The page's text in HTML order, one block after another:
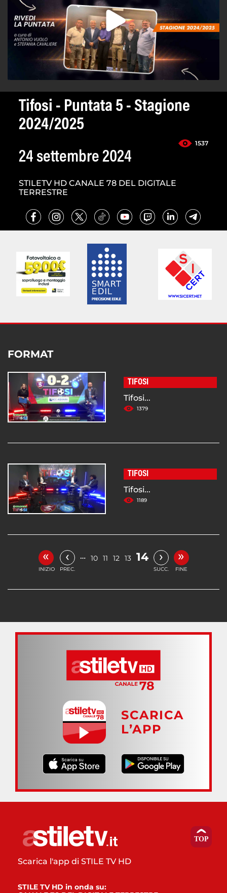
Tifosi - Puntata 5 - Stagione
2024/2025
1537
24 settembre 2024
STILETV HD CANALE 78 DEL DIGITALE
TERRESTRE
FORMAT
TIFOSI
Tifosi...
1379
TIFOSI
Tifosi...
1189
«
INIZIO
‹
PREC.
… 10 11 12 13 14 ›
SUCC.
»
FINE
SCARICA
L’APP
Scarica l'app di STILE TV HD
STILE TV HD in onda su: